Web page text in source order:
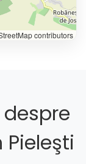
contributors